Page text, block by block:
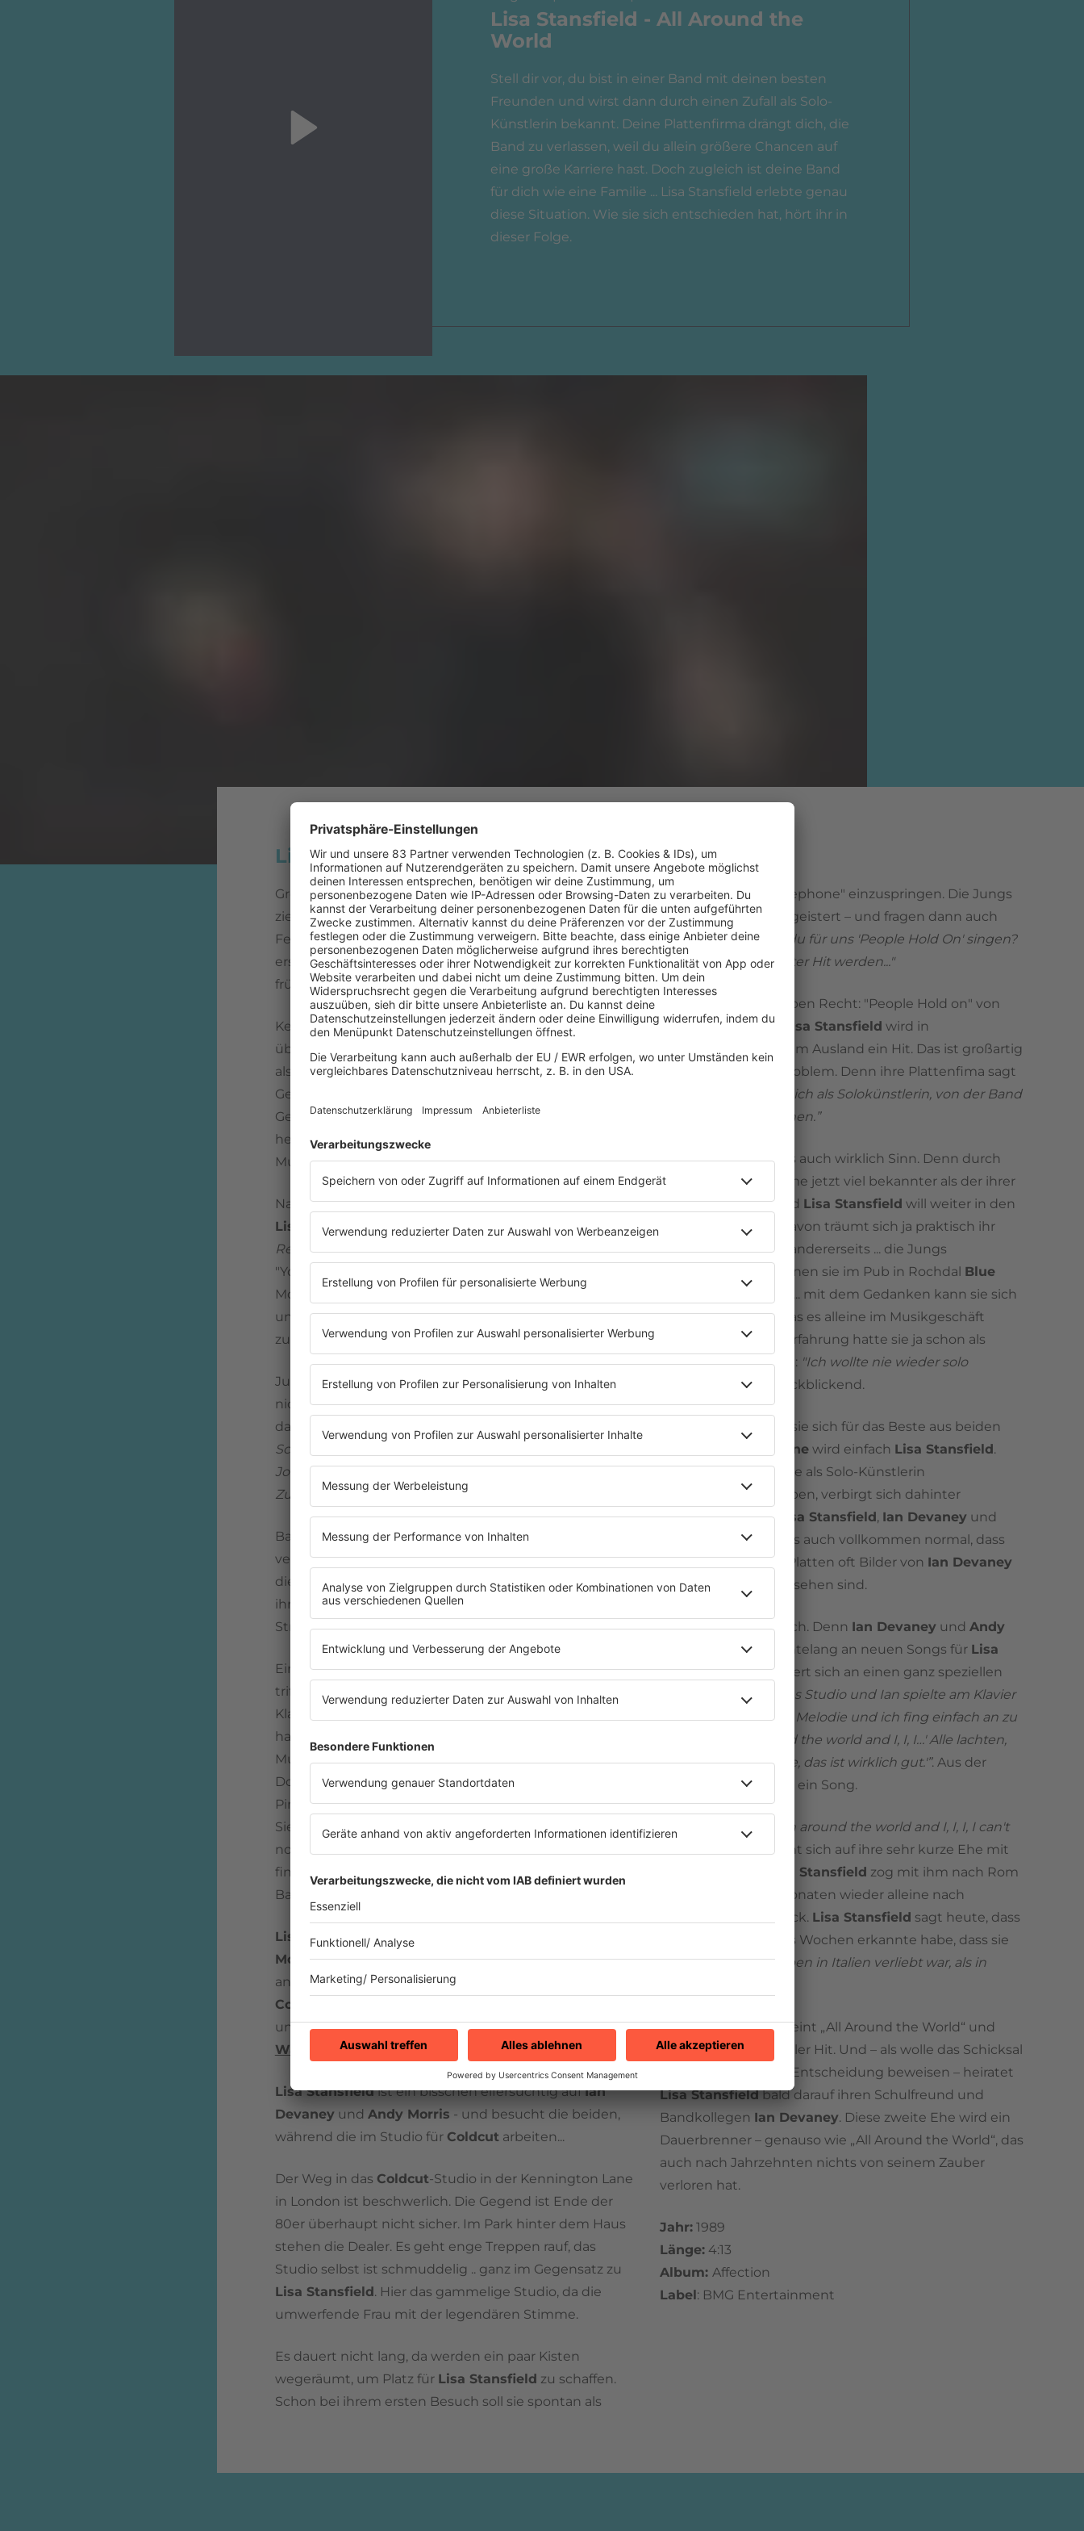
Lisa Stansfield - All Around the
World
Stell dir vor, du bist in einer Band mit deinen besten
Freunden und wirst dann durch einen Zufall als Solo-
Künstlerin bekannt. Deine Plattenfirma drängt dich, die
Band zu verlassen, weil du allein größere Chancen auf
eine große Karriere hast. Doch zugleich ist deine Band
für dich wie eine Familie ... Lisa Stansfield erlebte genau
diese Situation. Wie sie sich entschieden hat, hört ihr in
dieser Folge.
Lisa Stansfield. All Around the World. Ich oder wir?
Großbritannien,1980, freitags, 20:00. Eine Titelmelodie
zieht britische Familien magisch vor die
Fernsehgeräte… ITV zeigt "Search for a Star", eine der
ersten großen Casting-Shows in Europa - sozusagen ein
früher Vorläufer von "Deutschland sucht den Superstar".
Keine Jury, sondern die Zuschauer entscheiden hier
über das größte Talent. Und die staunen nicht schlecht,
als der etwas steife ModeratorSteve Jonesdie
Gewinnerin verkündet:
Gerade mal 14 Jahre alt, sticht sie mit ihrer
herausragenden Stimme Komiker, Tänzer und andere
Musiker aus.
Nach ihrem Sieg scheint es nur bergauf zu gehen.
Lisa
Stansfieldunterschreibt einen Vertrag beiDevil
Records, nimmt1981mit 15 Jahren ihre erste Single
"Your Alibis" auf. Damit nicht genug: Sie wird
Moderatorin der Teenie-Show „Razzmatazz“, wo sie
unter anderem mit einem jungenRicky Gervais
zusammenarbeitet.
Junges Mädchen, früher Ruhm – damit umzugehen ist
nicht einfach. Im Rückblick sagt die Sänger, sie habe
damals die Bodenhaftung verloren:
"Ich schmiss die
Schule und dachte, ich hätte das große Los gezogen. Ein
Job beim Fernsehen, genug Geld – was wollte ich mehr?
Zu der Zeit war ich ein ziemlicher Dummkopf."
Bald zeigt sich, dass ihre Platten sich nicht so gut
verkaufen wie erhofft. Und in der TV-Show bleibt sie nur
die Assistenzmoderatorin. Freunde wenden sich ab und
ihre Mutter setzt die bockige Teenagerin auf die
Straße. Vollbremsung statt Vollgas.
Ein paar Jahre später, Mitte der 80er.Lisa Stansfield
trifft
Ian Devaney undAndy Morris
. Sie sind
Klassenkameraden, Musiker und Freunde. Und die drei
hatten sich das alles anders vorgestellt... sie wollten gute
Musik machen, die Welt verändern, erfolgreich sein.
Doch stattdessen sitzen sie in einem Pub, trinken viele
Pints und sind sich einig: so kann es nicht weitergehen.
Sie beschließen, eine Band zu gründen. Der Namen wird
noch am selben Abend gefunden:
finden sie eine Plattenfirma, mit "Thinking About His
Baby" landen sie einen Dance-Hit
Lisa StansfieldsBandkollegen
Morristoben sich auch in Nebenprojekten aus – unter
anderem als Studiomusiker für das Produzentenduo
Coldcut
und moderner als ihre KollegenStock-Aitken-
Waterman.
Lisa Stansfieldist ein bisschen eifersüchtig aufIan
Devaneyund Andy Morris - und besucht die beiden,
während die im Studio für Coldcutarbeiten...
Der Weg in das Coldcut-Studio in der Kennington Lane
in London ist beschwerlich. Die Gegend ist Ende der
80er überhaupt nicht sicher. Im Park hinter dem Haus
stehen die Dealer. Es geht enge Treppen rauf, das
Studio selbst ist schmuddelig .. ganz im Gegensatz zu
Lisa Stansfield. Hier das gammelige Studio, da die
umwerfende Frau mit der legendären Stimme.
Es dauert nicht lang, da werden ein paar Kisten
wegeräumt, um Platz für Lisa Stansfield zu schaffen.
Schon bei ihrem ersten Besuch soll sie spontan als
Sängerin bei "My Telephone" einzuspringen. Die Jungs
vonColdcutsind begeistert – und fragen dann auch
gleich:"Lisa, kannst du für uns 'People Hold On' singen?
Das soll unser nächster Hit werden..."
Die Produzenten haben Recht: "People Hold on" von
Coldcut featuring Lisa Stansfield wird in
Großbritannien und im Ausland ein Hit. Das ist großartig
- und zugleich ein Problem. Denn ihre Plattenfima sagt
“Wir wollen dich als Solokünstlerin, von der Band
solltest du dich trennen.”
Das macht einerseits auch wirklich Sinn. Denn durch
den Erfolg ist ihr Name jetzt viel bekannter als der ihrer
BandBuel Zone. Und Lisa Stansfield will weiter in den
Charts mitspielen, davon träumt sich ja praktisch ihr
ganzes Leben. Aber andererseits ... die Jungs
zurücklassen, mit denen sie im Pub in Rochdal Blue
gegründet hat... mit dem Gedanken kann sie sich
nicht anfreunden. Das es alleine im Musikgeschäft
schwierig ist, diese Erfahrung hatte sie ja schon als
Teenagerin gemacht: "Ich wollte nie wieder solo
, sagt sie rückblickend.
Und so entscheidet sie sich für das Beste aus beiden
Buel Zone wird einfach Lisa Stansfield.
Auch wenn wir sie alle als Solo-Künstlerin
wahrgenommen haben, verbirgt sich dahinter
weiterhin das Trio
Lisa Stansfield, Ian Devaney und
Andy Morris. So ist es auch vollkommen normal, dass
aufLisa Stansfield -Platten oft Bilder von Ian Devaney
undAndy Morris zu sehen sind.
Die Loyalität lohnt sich. Denn Ian Devaney undAndy
arbeiten nächtelang an neuen Songs für Lisa
Stansfield. Sie erinnert sich an einen ganz speziellen
"Ich kam ins Studio und Ian spielte am Klavier
herum. Er hatte eine Melodie und ich fing einfach an zu
singen: 'Been around the world and I, I, I…' Alle lachten,
aber Ian sagte: 'Warte, das ist wirklich gut.'”. Aus der
spontanen Idee wird ein Song.
"Been around the world and I, I, I, I can't
bezieht sich auf ihre sehr kurze Ehe mit
Lisa Stansfield zog mit ihm nach Rom
und nach nur vier Monaten wieder alleine nach
Großbritannien zurück. Lisa Stansfield sagt heute, dass
sie schon nach sechs Wochen erkannte habe, dass sie
"wohl eher in ein Leben in Italien verliebt war, als in
Ende der 80er erscheint „All Around the World“ und
wird ein internationaler Hit. Und – als wolle das Schicksal
die Richtigkeit ihrer Entscheidung beweisen – heiratet
Lisa Stansfieldbald darauf ihren Schulfreund und
Bandkollegen Ian Devaney. Diese zweite Ehe wird ein
Dauerbrenner – genauso wie „All Around the World“, das
auch nach Jahrzehnten nichts von seinem Zauber
verloren hat.
Jahr: 1989
Länge: 4:13
Album:Affection
Label: BMG Entertainment